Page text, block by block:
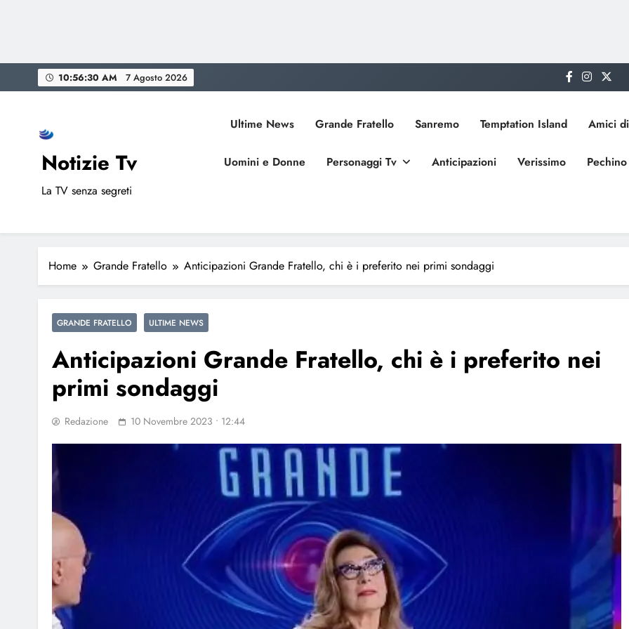
to
10:56:31 AM 7 Agosto 2026
Notizie Tv
La TV senza segreti
Ultime News Grande Fratello Sanremo Temptation Island Amici
Uomini e Donne Personaggi Tv Anticipazioni Verissimo
Home Grande Fratello Anticipazioni Grande Fratello, chi è i preferito nei primi sondaggi
GRANDE FRATELLO ULTIME NEWS
Anticipazioni Grande Fratello, chi è i preferito nei
primi sondaggi
Redazione 10 Novembre 2023 • 12:44